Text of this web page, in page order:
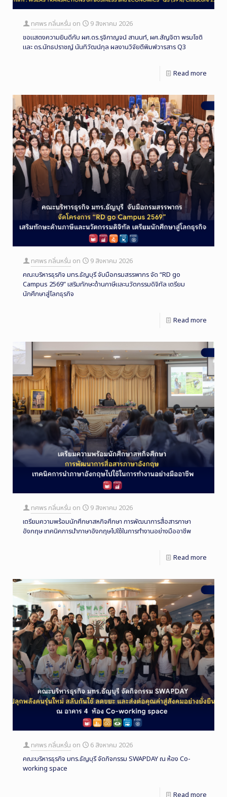
ทศพร กลิ่นหรั่น on
9 สิงหาคม 2026
ขอแสดงความยินดีกับ ผศ.ดร.รุจิกาญจน์ สานนท์, ผศ.สัญจิตา พรมโชติ
และ ดร.นัทธปราชญ์ นันทิวัฒน์กุล ผลงานวิจัยตีพิมพ์วารสาร Q3
Read more
ทศพร กลิ่นหรั่น on
9 สิงหาคม 2026
คณะบริหารธุรกิจ มทร.ธัญบุรี จับมือกรมสรรพากร จัด “RD go
Campus 2569” เสริมทักษะด้านภาษีและนวัตกรรมดิจิทัล เตรียม
นักศึกษาสู่โลกธุรกิจ
Read more
ทศพร กลิ่นหรั่น on
9 สิงหาคม 2026
เตรียมความพร้อมนักศึกษาสหกิจศึกษา การพัฒนาการสื่อสารภาษา
อังกฤษ เทคนิคการนำภาษาอังกฤษไปใช้ในการทำงานอย่างมืออาชีพ
Read more
ทศพร กลิ่นหรั่น on
6 สิงหาคม 2026
คณะบริหารธุรกิจ มทร.ธัญบุรี จัดกิจกรรม SWAPDAY ณ ห้อง Co-
working space
Read more